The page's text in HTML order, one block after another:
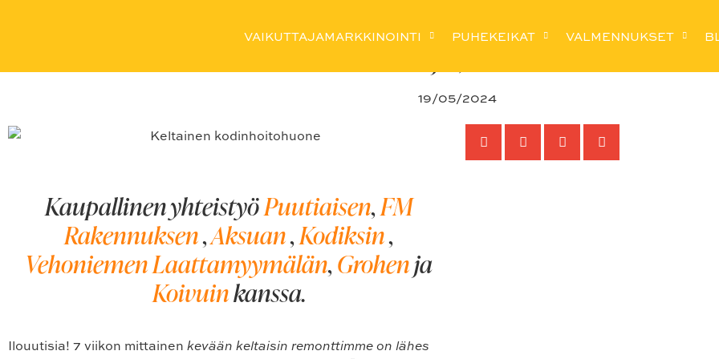
VAIKUTTAJAMARKKINOINTI PUHEKEIKAT VALMENNUKSET
Unelmien 50-luvun tyylinen kelta-kultainen
on valmis: katso huimat ENNEN- ja JÄLKEEN-kuvat
19/05/2024
Kaupallinen yhteistyöPuutiaisen,FM
Rakennuksen,Aksuan,Kodiksin,
Vehoniemen Laattamyymälän,Grohenja
Koivuinkanssa.
Ilouutisia! 7 viikon mittainen kevään keltaisin remonttimme on lähes